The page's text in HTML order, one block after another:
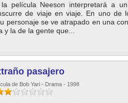
película Neeson interpretará a
de viaje en viaje. En uno de
personaje se ve atrapado en una
y la de la gente que...
pasajero
de Bob Yari - Drama - 1998